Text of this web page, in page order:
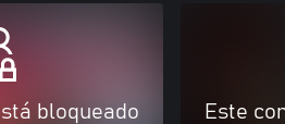
bloqueado Este